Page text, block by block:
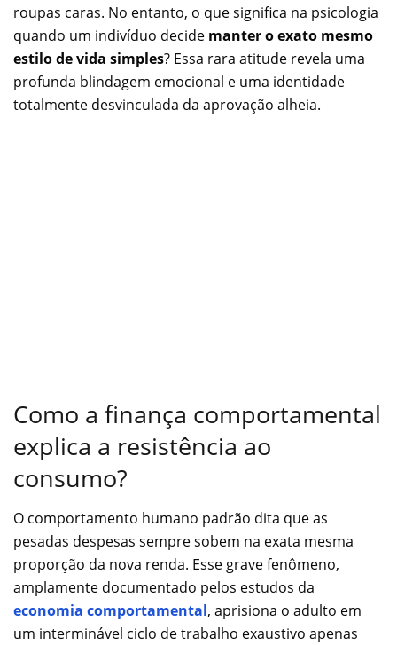
roupas caras. No entanto, o que significa na psicologia
quando um indivíduo decide manter o exato mesmo
estilo de vida simples? Essa rara atitude revela uma
profunda blindagem emocional e uma identidade
totalmente desvinculada da aprovação alheia.
Como a finança comportamental
explica a resistência ao
consumo?
O comportamento humano padrão dita que as
pesadas despesas sempre sobem na exata mesma
proporção da nova renda. Esse grave fenômeno,
amplamente documentado pelos estudos da
economia comportamental, aprisiona o adulto em
um interminável ciclo de trabalho exaustivo apenas